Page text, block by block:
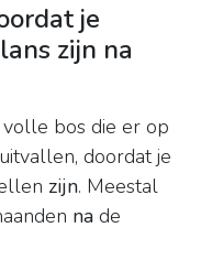
je
zijn na
bos die er op
uitvallen, doordat je
zijn. Meestal
na de